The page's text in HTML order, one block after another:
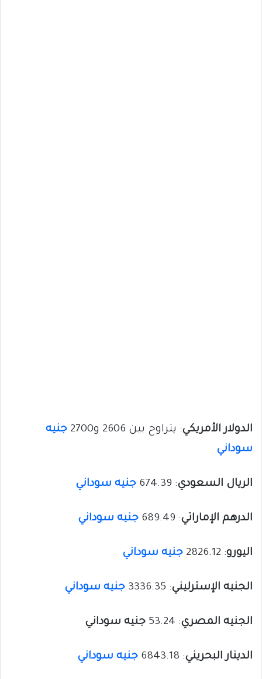
الدولار الأمريكي: يتراوح بين 2606 و2700
جنيه
سوداني
الريال السعودي: 674.39 جنيه سوداني
الدرهم الإماراتي: 689.49 جنيه سوداني
اليورو: 2826.12 جنيه سوداني
الجنيه الإسترليني: 3336.35 جنيه سوداني
الجنيه المصري: 53.24 جنيه سوداني
الدينار البحريني: 6843.18 جنيه سوداني